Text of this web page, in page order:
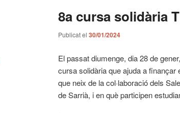
8a cursa solidària
Publicat el 30/01/2024
El passat diumenge, dia 28 de
cursa solidària que ajuda a finançar
que neix de la col·laboració dels
de Sarrià, i en què participen